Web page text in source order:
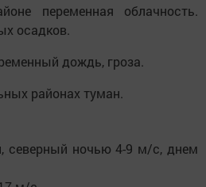
переменная облачность.
осадков.
дождь, гроза.
районах туман.
северный ночью 4-9 м/с, днем